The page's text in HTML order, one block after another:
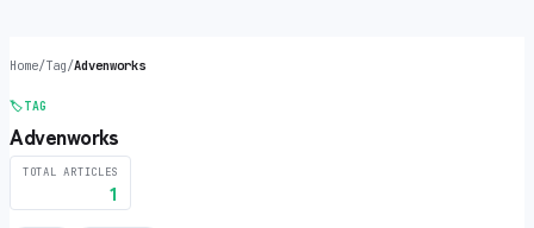
Home/Tag/Advenworks
🏷️TAG
Advenworks
TOTAL ARTICLES
1